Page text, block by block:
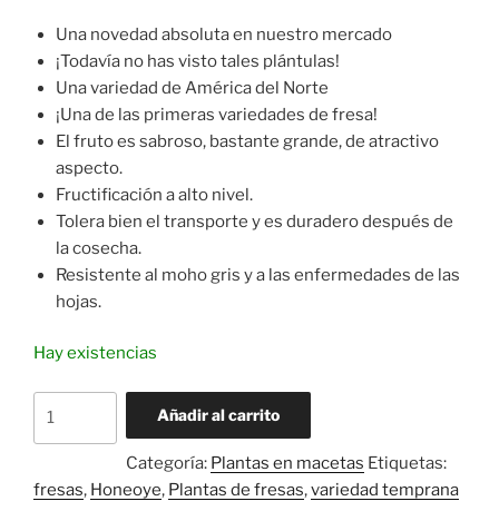
Una novedad absoluta en nuestro mercado
¡Todavía no has visto tales plántulas!
Una variedad de América del Norte
¡Una de las primeras variedades de fresa!
El fruto es sabroso, bastante grande, de atractivo
aspecto.
Fructificación a alto nivel.
Tolera bien el transporte y es duradero después de
la cosecha.
Resistente al moho gris y a las enfermedades de las
hojas.
Hay existencias
10
Añadir al carrito
Categoría: Plantas en macetas Etiquetas:
fresas, Honeoye, Plantas de fresas,variedad temprana